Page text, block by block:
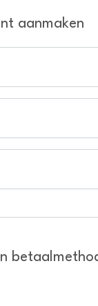
aanmaken